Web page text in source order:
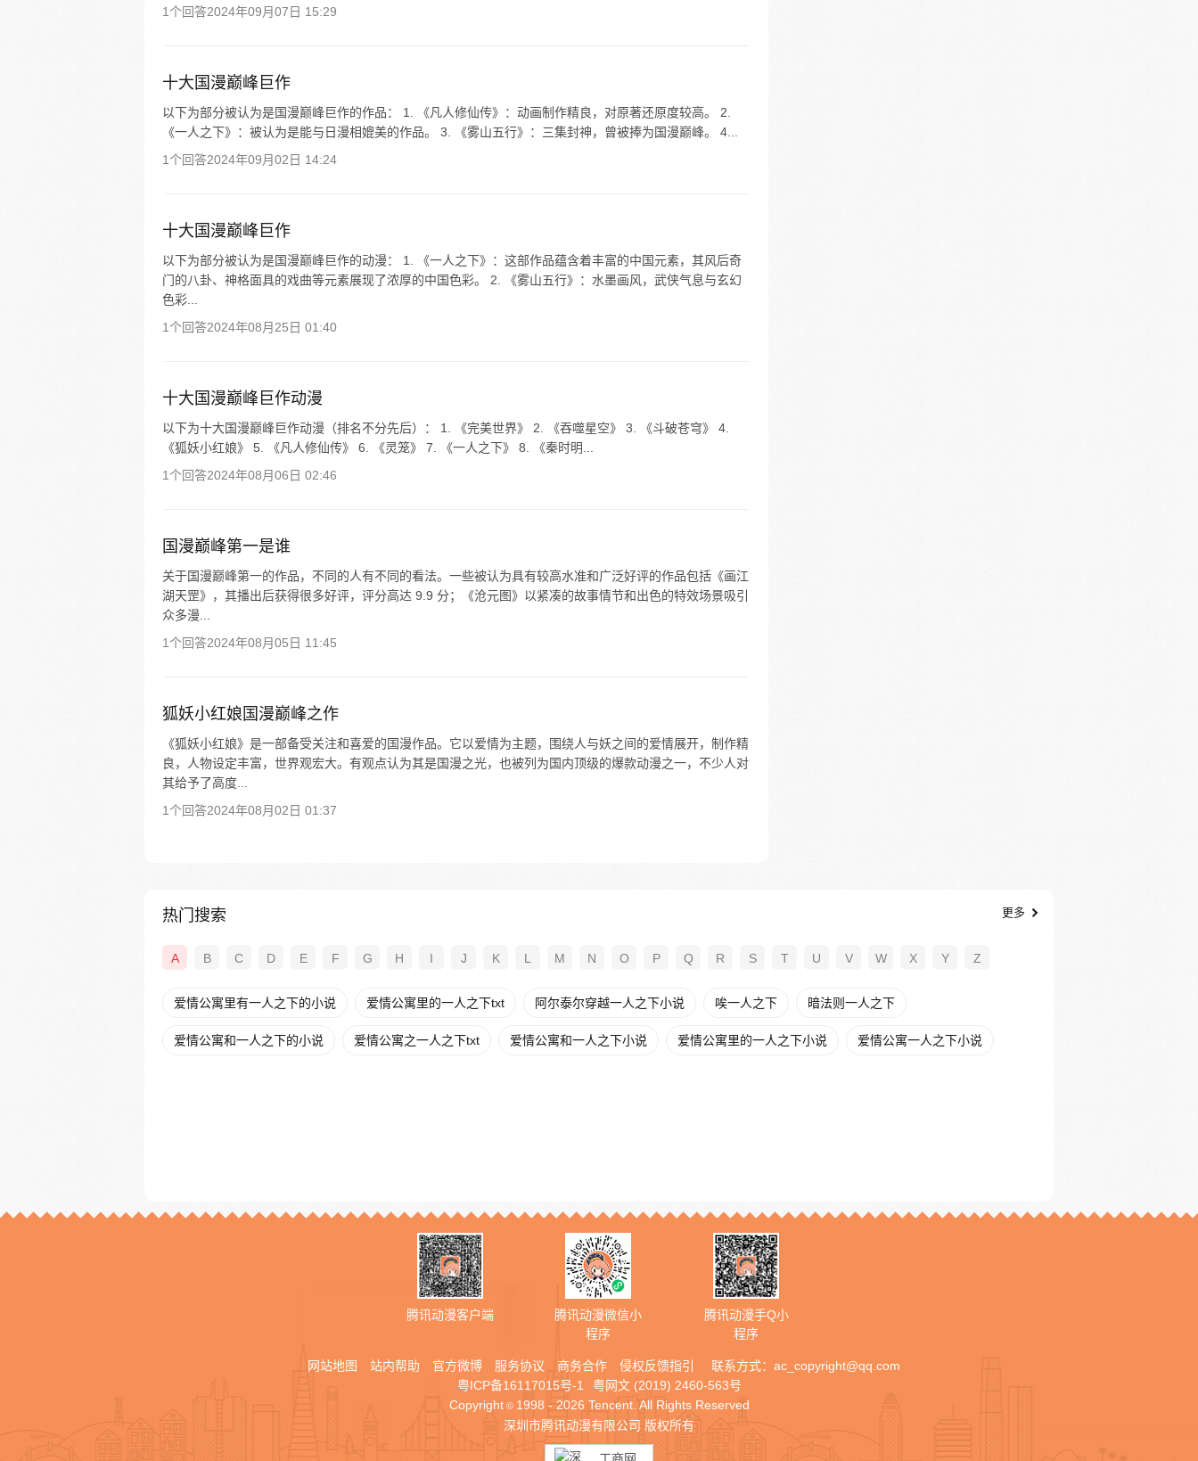
1个回答2024年09月07日 15:29
十大国漫巅峰巨作
以下为部分被认为是国漫巅峰巨作的作品： 1. 《凡人修仙传》：动画制作精良，对原著还原度较高。 2.
《一人之下》：被认为是能与日漫相媲美的作品。 3. 《雾山五行》：三集封神，曾被捧为国漫巅峰。 4...
1个回答2024年09月02日 14:24
十大国漫巅峰巨作
以下为部分被认为是国漫巅峰巨作的动漫： 1. 《一人之下》：这部作品蕴含着丰富的中国元素，其风后奇
门的八卦、神格面具的戏曲等元素展现了浓厚的中国色彩。 2. 《雾山五行》：水墨画风，武侠气息与玄幻
色彩...
1个回答2024年08月25日 01:40
十大国漫巅峰巨作动漫
以下为十大国漫巅峰巨作动漫（排名不分先后）： 1. 《完美世界》 2. 《吞噬星空》 3. 《斗破苍穹》 4.
《狐妖小红娘》 5. 《凡人修仙传》 6. 《灵笼》 7. 《一人之下》 8. 《秦时明...
1个回答2024年08月06日 02:46
国漫巅峰第一是谁
关于国漫巅峰第一的作品，不同的人有不同的看法。一些被认为具有较高水准和广泛好评的作品包括《画江
湖天罡》，其播出后获得很多好评，评分高达 9.9 分；《沧元图》以紧凑的故事情节和出色的特效场景吸引
众多漫...
1个回答2024年08月05日 11:45
狐妖小红娘国漫巅峰之作
《狐妖小红娘》是一部备受关注和喜爱的国漫作品。它以爱情为主题，围绕人与妖之间的爱情展开，制作精
良，人物设定丰富，世界观宏大。有观点认为其是国漫之光，也被列为国内顶级的爆款动漫之一，不少人对
其给予了高度...
1个回答2024年08月02日 01:37
热门搜索 更多
A B C D E F G H I J K L M N O P Q R S T U V W X Y Z
爱情公寓里有一人之下的小说 爱情公寓里的一人之下txt 阿尔泰尔穿越一人之下小说 唉一人之下 暗法则一人之下
爱情公寓和一人之下的小说 爱情公寓之一人之下txt 爱情公寓和一人之下小说 爱情公寓里的一人之下小说 爱情公寓一人之下小说
腾讯动漫客户端
腾讯动漫微信小
程序
腾讯动漫手Q小
程序
网站地图 站内帮助 官方微博 服务协议 商务合作 侵权反馈指引 联系方式： ac_copyright@qq.com
粤ICP备16117015号-1
粤网文 (2019) 2460-563号
Copyright © 1998 - 2026 Tencent. All Rights Reserved
深圳市腾讯动漫有限公司 版权所有